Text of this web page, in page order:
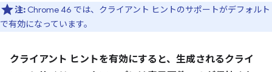
注: Chrome 46 では、クライアント ヒントのサポートがデフォルト
で有効になっています。
クライアント ヒントを有効にすると、生成されるクライ